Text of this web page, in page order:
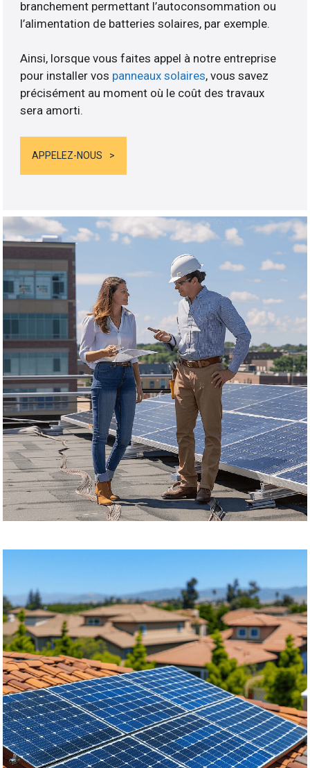
branchement permettant l’autoconsommation ou
l’alimentation de batteries solaires, par exemple.
Ainsi, lorsque vous faites appel à notre entreprise
pour installer vos panneaux solaires, vous savez
précisément au moment où le coût des travaux
sera amorti.
APPELEZ-NOUS